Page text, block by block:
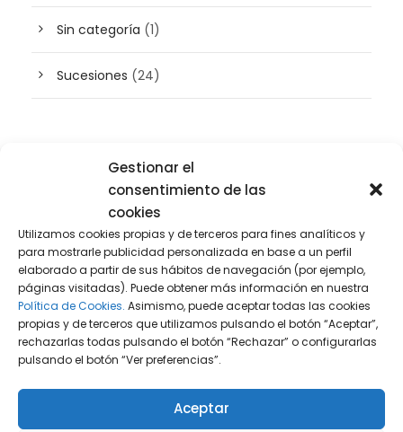
Gestionar el
consentimiento de las
cookies
Utilizamos cookies propias y de terceros para fines analíticos y
para mostrarle publicidad personalizada en base a un perfil
elaborado a partir de sus hábitos de navegación (por ejemplo,
páginas visitadas). Puede obtener más información en nuestra
Política de Cookies. Asimismo, puede aceptar todas las cookies
propias y de terceros que utilizamos pulsando el botón “Aceptar”,
rechazarlas todas pulsando el botón “Rechazar” o configurarlas
pulsando el botón “Ver preferencias”.
Aceptar
Sin categoría (1)
Sucesiones (24)
Buscador de artículos
DiG ABOGADOS
DiG Abogados es un despacho de abogados
multidisciplinar especializado en las materias de